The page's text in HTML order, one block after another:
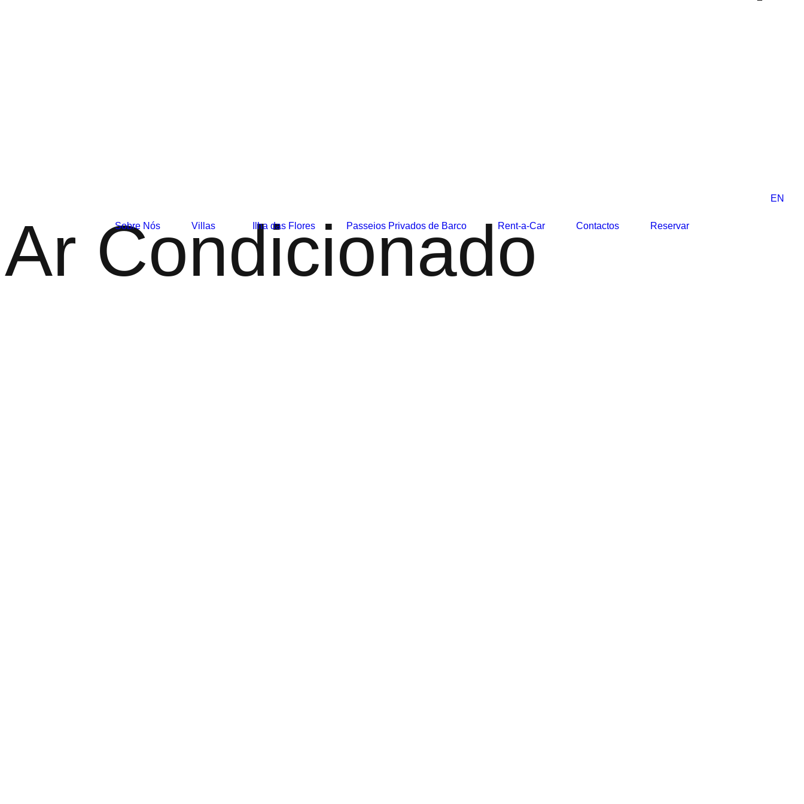
EN
Sobre Nós Villas Ilha das Flores Passeios Privados de Barco Rent-a-Car Contactos Reservar
Ar Condicionado